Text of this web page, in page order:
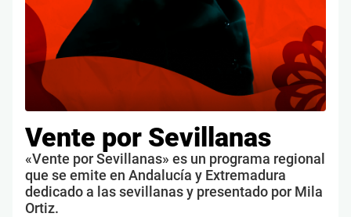
Vente por Sevillanas
«Vente por Sevillanas» es un programa regional
que se emite en Andalucía y Extremadura
dedicado a las sevillanas y presentado por Mila
Ortiz.